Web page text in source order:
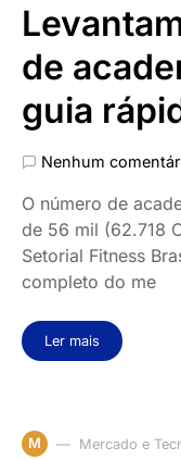
de
guia
Nenhum
O número de
de 56 mil (62.718
Setorial Fitness
completo do me
Ler mais
M Mercado e